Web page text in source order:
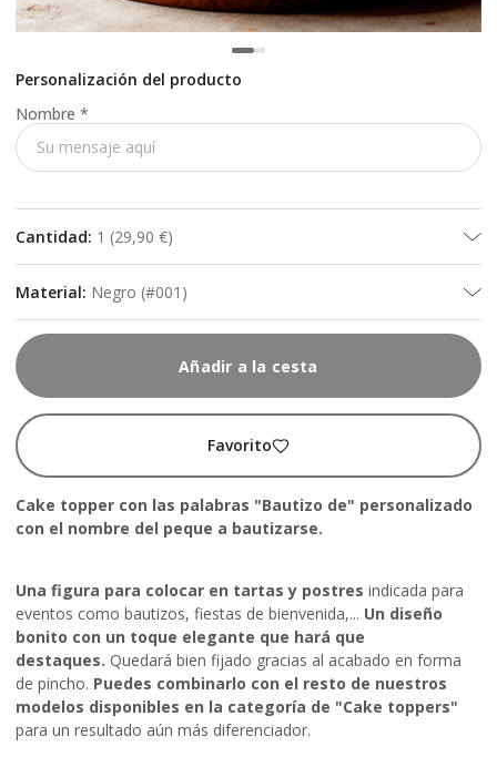
Personalización del producto
Nombre *
Cantidad: 1 (29,90 €)
Material: Negro (#001)
Añadir a la cesta
Favorito
Cake topper con las palabras "Bautizo de" personalizado
con el nombre del peque a bautizarse.
Una figura para colocar en tartas y postres indicada para
eventos como bautizos, fiestas de bienvenida,... Un diseño
bonito con un toque elegante que hará que
destaques. Quedará bien fijado gracias al acabado en forma
de pincho. Puedes combinarlo con el resto de nuestros
modelos disponibles en la categoría de "Cake toppers"
para un resultado aún más diferenciador.